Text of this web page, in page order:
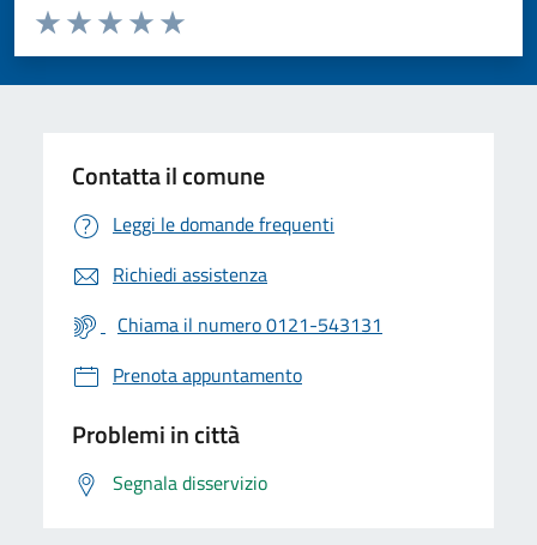
Valuta da 1 a 5 stelle la pagina
Valuta 5 stelle su 5
Valuta 4 stelle su 5
Valuta 3 stelle su 5
Valuta 2 stelle su 5
Valuta 1 stelle su 5
Contatta il comune
Leggi le domande frequenti
Richiedi assistenza
Chiama il numero 0121-543131
Prenota appuntamento
Problemi in città
Segnala disservizio